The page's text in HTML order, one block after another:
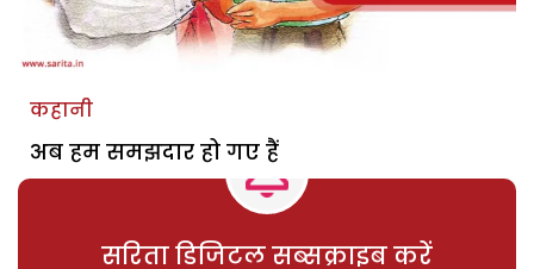
कहानी
अब हम समझदार हो गए हैं
सरिता डिजिटल सब्सक्राइब करें